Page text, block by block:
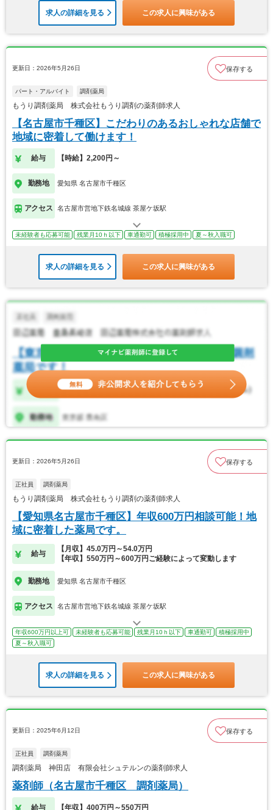
求人の詳細を見る この求人に興味がある
更新日：2026年5月26日 保存する
パート・アルバイト 調剤薬局
もうり調剤薬局 株式会社もうり調剤の薬剤師求人
【名古屋市千種区】こだわりのあるおしゃれな店舗で
地域に密着して働けます！
給与 【時給】2,200円～
勤務地 愛知県 名古屋市千種区
アクセス 名古屋市営地下鉄名城線 茶屋ケ坂駅
未経験者も応募可能 残業月10ｈ以下 車通勤可 積極採用中 夏～秋入職可
求人の詳細を見る この求人に興味がある
更新日：2026年5月26日 保存する
正社員 調剤薬局
もうり調剤薬局 株式会社もうり調剤の薬剤師求人
【愛知県名古屋市千種区】年収600万円相談可能！地
域に密着した薬局です。
給与
【月収】45.0万円～54.0万円
【年収】550万円～600万円ご経験によって変動します
勤務地 愛知県 名古屋市千種区
アクセス 名古屋市営地下鉄名城線 茶屋ケ坂駅
年収600万円以上可 未経験者も応募可能 残業月10ｈ以下 車通勤可
積極採用中
夏～秋入職可
求人の詳細を見る この求人に興味がある
更新日：2025年6月12日 保存する
正社員 調剤薬局
調剤薬局 神田店 有限会社シュテルンの薬剤師求人
薬剤師（名古屋市千種区 調剤薬局）
給与 【年収】400万円～550万円